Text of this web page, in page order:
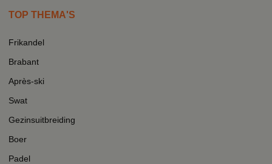
TOP THEMA'S
Frikandel
Brabant
Après-ski
Swat
Gezinsuitbreiding
Boer
Padel